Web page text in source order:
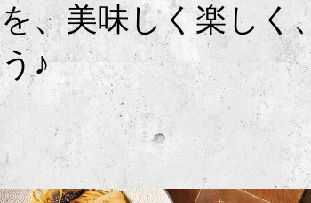
を、美味しく楽しく
う♪